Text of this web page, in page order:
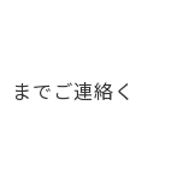
までご連絡く